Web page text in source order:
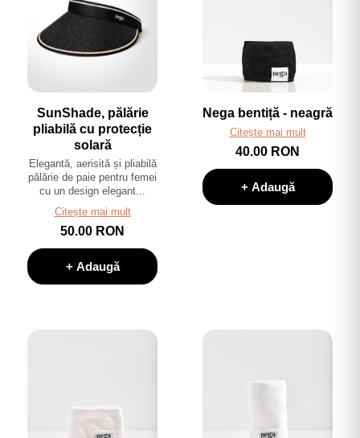
SunShade, pălărie
pliabilă cu protecție
solară
Elegantă, aerisită și pliabilă
pălărie de paie pentru femei
cu un design elegant...
Citește mai mult
50.00 RON
+ Adaugă
Nega bentiță - neagră
Citește mai mult
40.00 RON
+ Adaugă